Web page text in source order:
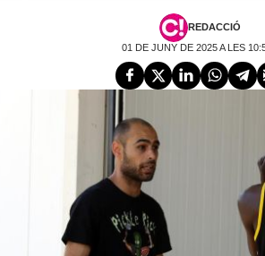
REDACCIÓ
01 DE JUNY DE 2025 A LES